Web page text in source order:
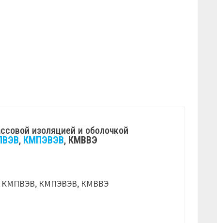
изоляцией и оболочкой
, КМПЭВЭВ, КМВВЭ